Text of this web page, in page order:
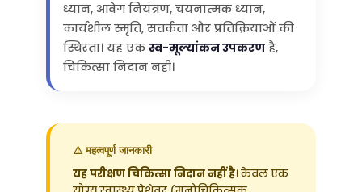
ध्यान, आवेग नियंत्रण, चयनात्मक ध्यान,
कार्यशील स्मृति, सतर्कता और प्रतिक्रियाओं की
स्थिरता। यह एक स्व-मूल्यांकन उपकरणहै,
चिकित्सा निदान नहीं।
⚠️ महत्वपूर्ण जानकारी
यह परीक्षण चिकित्सा निदान नहीं है।केवल एक